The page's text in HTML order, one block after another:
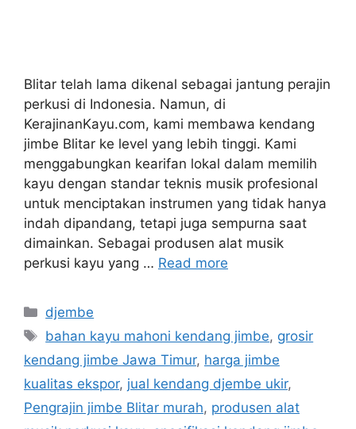
Blitar telah lama dikenal sebagai jantung perajin
perkusi di Indonesia. Namun, di
KerajinanKayu.com, kami membawa kendang
jimbe Blitar ke level yang lebih tinggi. Kami
menggabungkan kearifan lokal dalam memilih
kayu dengan standar teknis musik profesional
untuk menciptakan instrumen yang tidak hanya
indah dipandang, tetapi juga sempurna saat
dimainkan. Sebagai produsen alat musik
perkusi kayu yang … Read more
Categories
djembe
Tags
bahan kayu mahoni kendang jimbe, grosir
kendang jimbe Jawa Timur, harga jimbe
kualitas ekspor, jual kendang djembe ukir,
Pengrajin jimbe Blitar murah, produsen alat